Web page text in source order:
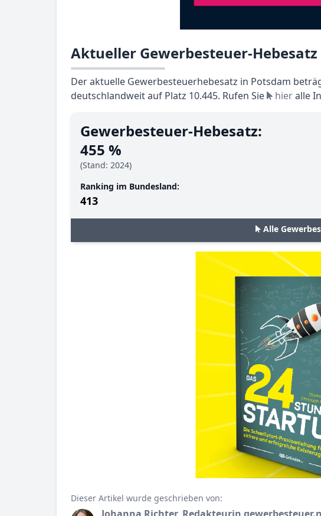
Aktueller Gewerbesteuer-
Der aktuelle Gewerbesteuerhebesatz in Potsdam
deutschlandweit auf Platz 10.445. Rufen Sie
hieralle
Gewerbesteuer-Hebesatz:
455 %
(Stand: 2024)
Ranking im Bundesland:
413
Alle
Dieser Artikel wurde geschrieben von: